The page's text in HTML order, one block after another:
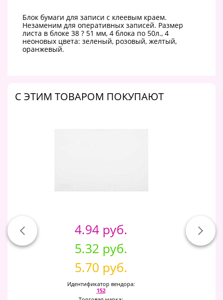
Блок бумаги для записи с клеевым краем.
Незаменим для оперативных записей. Размер
листа в блоке 38 ? 51 мм, 4 блока по 50л., 4
неоновых цвета: зеленый, розовый, желтый,
оранжевый.
C ЭТИМ ТОВАРОМ ПОКУПАЮТ
4.94 руб.
5.32 руб.
5.70 руб.
Идентификатор вендора:
152